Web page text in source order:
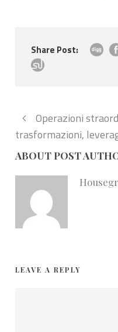
Share Post:
Operazioni
trasformazioni,
ABOUT POST
LEAVE A REPLY